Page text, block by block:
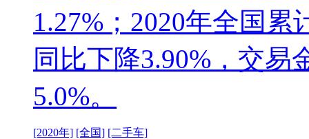
1.27%；2020年全国
同比下降3.90%，交易
5.0%。
[2020年] [全国] [二手车]